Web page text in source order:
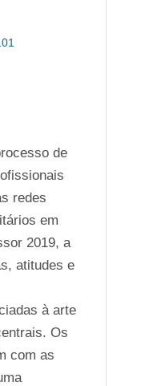
de
redes
em
2019, a
atitudes e
à arte
Os
com as